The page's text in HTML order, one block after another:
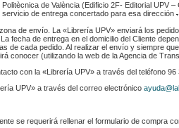
de València (Edificio 2F- Editorial UPV
de entrega concertado para esa dirección .
de envío. La «Librería UPV» enviará los
fecha de entrega en el domicilio del Cliente
de cada pedido. Al realizar el envío y siempre
conocer (utilizando la web de la Agencia de
con la «Librería UPV» a través del teléfono
UPV» a través del correo electrónico
se requerirá rellenar el formulario de compra